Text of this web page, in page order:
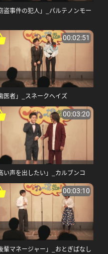
盗事件の犯人」_パルテノンモー
00:02:51
医者」_スネークヘイズ
00:03:20
い声を出したい」_カルブンコ
00:03:10
輩マネージャー」_おとぎばなし